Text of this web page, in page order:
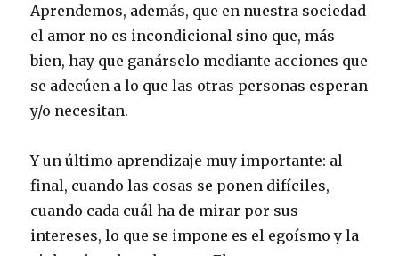
Aprendemos, además, que en nuestra sociedad
el amor no es incondicional sino que, más
bien, hay que ganárselo mediante acciones que
se adecúen a lo que las otras personas esperan
y/o necesitan.
Y un último aprendizaje muy importante: al
final, cuando las cosas se ponen difíciles,
cuando cada cuál ha de mirar por sus
intereses, lo que se impone es el egoísmo y la